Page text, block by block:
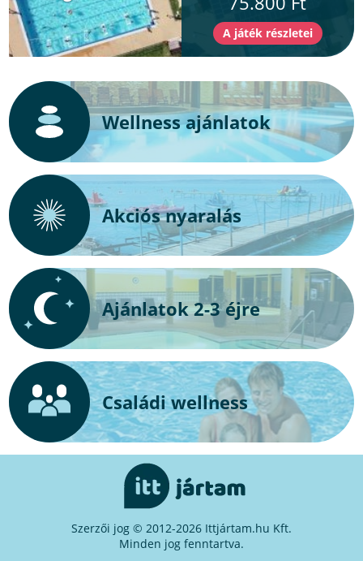
Wellness ajánlatok
Akciós nyaralás
Ajánlatok 2-3 éjre
Családi wellness
Szerzői jog © 2012-2026 Ittjártam.hu Kft.
Minden jog fenntartva.